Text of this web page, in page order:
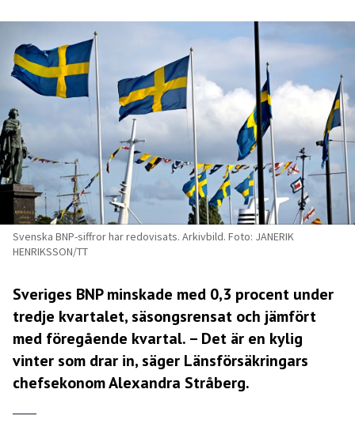
Svenska BNP-siffror har redovisats. Arkivbild. Foto: JANERIK
HENRIKSSON/TT
Sveriges BNP minskade med 0,3 procent under
tredje kvartalet, säsongsrensat och jämfört
med föregående kvartal. – Det är en kylig
vinter som drar in, säger Länsförsäkringars
chefsekonom Alexandra Stråberg.